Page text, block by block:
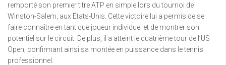
remporté son premier titre ATP en simple lors du tournoi de
Winston-Salem, aux États-Unis. Cette victoire lui a permis de se
faire connaître en tant que joueur individuel et de montrer son
potentiel sur le circuit. De plus, il a atteint le quatrième tour de l’US
Open, confirmant ainsi sa montée en puissance dans le tennis
professionnel.